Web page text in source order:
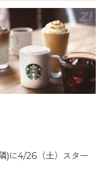
)に4/26（土）スター